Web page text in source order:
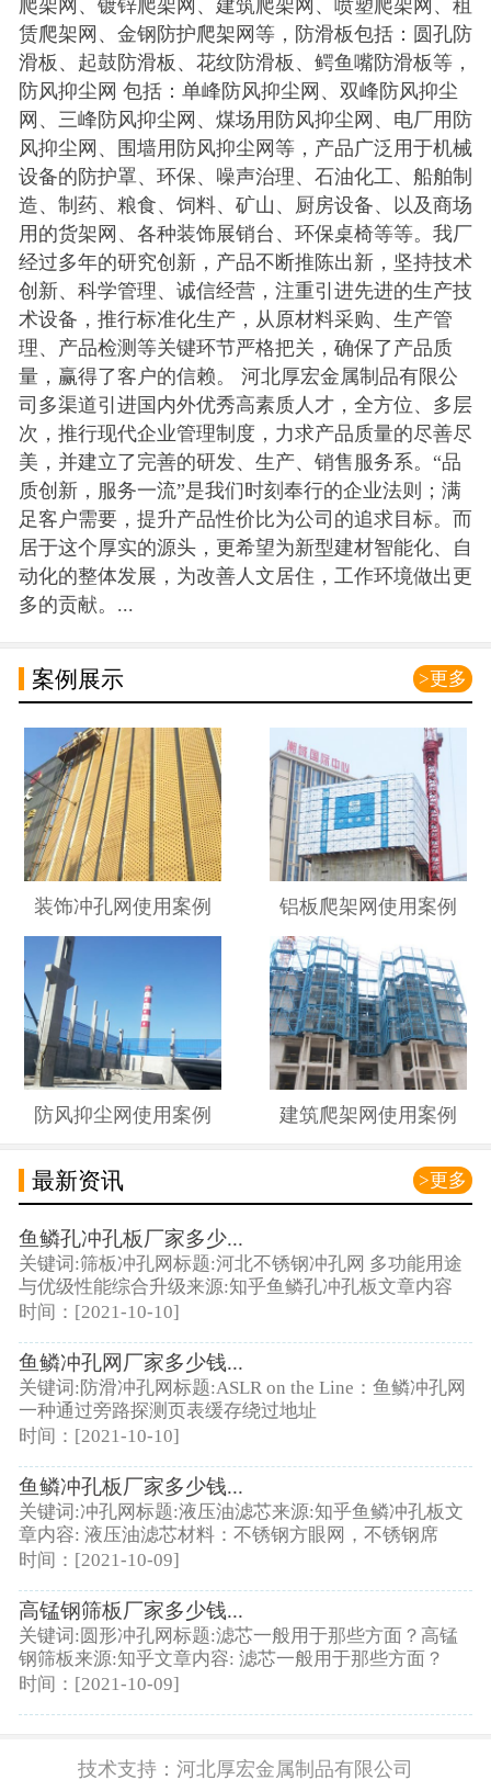
爬架网、镀锌爬架网、建筑爬架网、喷塑爬架网、租
赁爬架网、金钢防护爬架网等，防滑板包括：圆孔防
滑板、起鼓防滑板、花纹防滑板、鳄鱼嘴防滑板等，
防风抑尘网 包括：单峰防风抑尘网、双峰防风抑尘
网、三峰防风抑尘网、煤场用防风抑尘网、电厂用防
风抑尘网、围墙用防风抑尘网等，产品广泛用于机械
设备的防护罩、环保、噪声治理、石油化工、船舶制
造、制药、粮食、饲料、矿山、厨房设备、以及商场
用的货架网、各种装饰展销台、环保桌椅等等。我厂
经过多年的研究创新，产品不断推陈出新，坚持技术
创新、科学管理、诚信经营，注重引进先进的生产技
术设备，推行标准化生产，从原材料采购、生产管
理、产品检测等关键环节严格把关，确保了产品质
量，赢得了客户的信赖。 河北厚宏金属制品有限公
司多渠道引进国内外优秀高素质人才，全方位、多层
次，推行现代企业管理制度，力求产品质量的尽善尽
美，并建立了完善的研发、生产、销售服务系。“品
质创新，服务一流”是我们时刻奉行的企业法则；满
足客户需要，提升产品性价比为公司的追求目标。而
居于这个厚实的源头，更希望为新型建材智能化、自
动化的整体发展，为改善人文居住，工作环境做出更
多的贡献。...
>更多
案例展示
装饰冲孔网使用案例 铝板爬架网使用案例
防风抑尘网使用案例 建筑爬架网使用案例
>更多
最新资讯
鱼鳞孔冲孔板厂家多少...
关键词:筛板冲孔网标题:河北不锈钢冲孔网 多功能用途
与优级性能综合升级来源:知乎鱼鳞孔冲孔板文章内容
时间：[2021-10-10]
鱼鳞冲孔网厂家多少钱...
关键词:防滑冲孔网标题:ASLR on the Line：鱼鳞冲孔网
一种通过旁路探测页表缓存绕过地址
时间：[2021-10-10]
鱼鳞冲孔板厂家多少钱...
关键词:冲孔网标题:液压油滤芯来源:知乎鱼鳞冲孔板文
章内容: 液压油滤芯材料：不锈钢方眼网，不锈钢席
时间：[2021-10-09]
高锰钢筛板厂家多少钱...
关键词:圆形冲孔网标题:滤芯一般用于那些方面？高锰
钢筛板来源:知乎文章内容: 滤芯一般用于那些方面？
时间：[2021-10-09]
技术支持： 河北厚宏金属制品有限公司